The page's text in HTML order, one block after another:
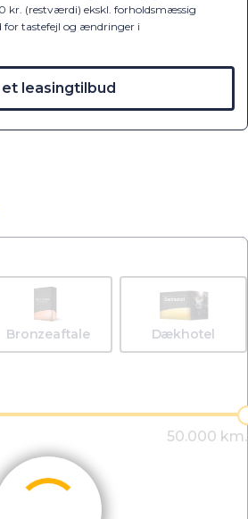
kr. (restværdi) ekskl. forholdsmæssig
for tastefejl og ændringer i
et leasingtilbud
Bronzeaftale Dækhotel